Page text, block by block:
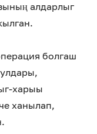
алдарлыг
болгаш
харыы
ханылап,